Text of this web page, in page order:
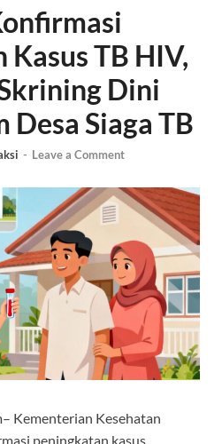
TB HIV,
Dini
Desa Siaga TB
- Leave a Comment
Kementerian Kesehatan
peningkatan kasus